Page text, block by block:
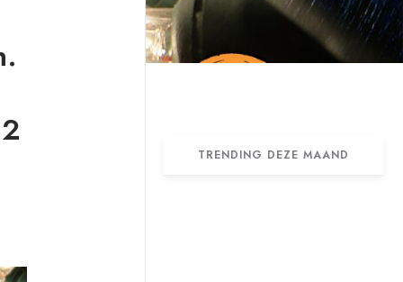
TRENDING DEZE MAAND